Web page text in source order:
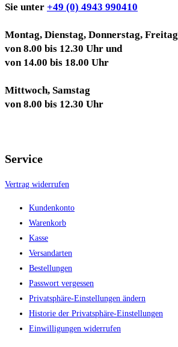
Sie unter +49 (0) 4943 990410
Montag, Dienstag, Donnerstag, Freitag
von 8.00 bis 12.30 Uhr und
von 14.00 bis 18.00 Uhr
Mittwoch, Samstag
von 8.00 bis 12.30 Uhr
Service
Vertrag widerrufen
Kundenkonto
Warenkorb
Kasse
Versandarten
Bestellungen
Passwort vergessen
Privatsphäre-Einstellungen ändern
Historie der Privatsphäre-Einstellungen
Einwilligungen widerrufen